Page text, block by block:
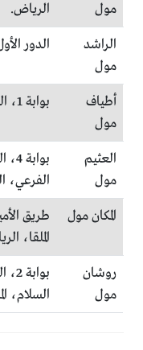
مول
الرياض.
الراشد
مول
الدور الأول، بوابة
أطياف
مول
بوابة 1، الدور الأرضي، اليرموك، الرياض.
العثيم
مول
الفرعي،
المكان مول
طريق
الملقا،
روشان
مول
السلام،